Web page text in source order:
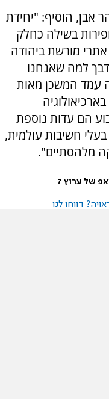
אבן, הוסיף: "יחידת
בשילה כחלק
מורשת ביהודה
למה שאנחנו
עמד המשכן מאות
הם עדות נוספת
חשיבות עולמית,
מלהסתיים".
של ערוץ 7
דווחו לנו